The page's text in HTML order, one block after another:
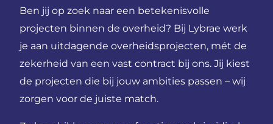
Ben jij op zoek naar een betekenisvolle
projecten binnen de overheid? Bij Lybrae werk
je aan uitdagende overheidsprojecten, mét de
zekerheid van een vast contract bij ons. Jij kiest
de projecten die bij jouw ambities passen – wij
zorgen voor de juiste match.